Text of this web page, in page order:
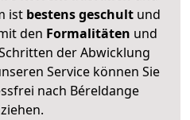
ist bestens geschult und
den Formalitäten und
der Abwicklung
Service können Sie
nach Béreldange